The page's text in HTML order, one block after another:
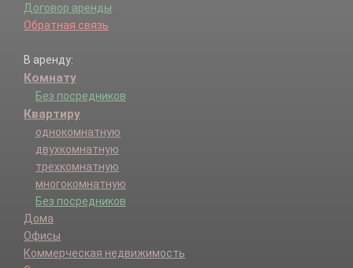
Договор аренды
Обратная связь
В аренду:
Комнату
Без посредников
Квартиру
однокомнатную
двухкомнатную
трехкомнатную
многокомнатную
Без посредников
Дома
Офисы
Коммерческая недвижимость